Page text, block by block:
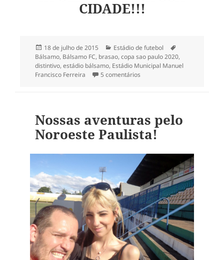
CIDADE!!!
Publicado
em
18 de julho de 2015 Categorias
Estádio de futebol
Bálsamo, Bálsamo FC, brasao, copa sao paulo 2020,
distintivo, estádio bálsamo, Estádio Municipal Manuel
Francisco Ferreira
5 comentáriosem Estádios do Noroeste
Nossas aventuras pelo
Noroeste Paulista!